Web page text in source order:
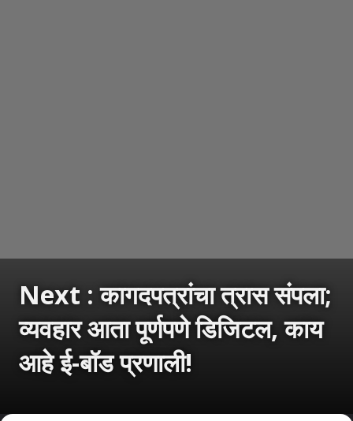
Next : कागदपत्रांचा त्रास संपला;
व्यवहार आता पूर्णपणे डिजिटल, काय
आहे ई-बॉड प्रणाली!